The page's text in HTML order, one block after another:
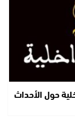
حول الأحداث